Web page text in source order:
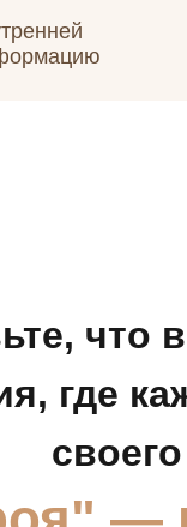
что
где